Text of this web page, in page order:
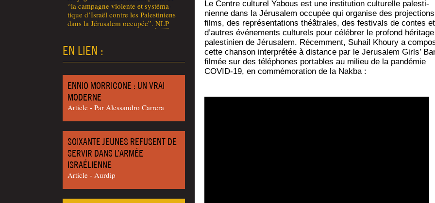
“la cam­pagne vio­lente et sys­té­ma­
tique d’Is­raël contre les Pales­ti­niens
dans la Jéru­sa­lem occu­pée”.NLP
EN LIEN :
ENNIO MORRICONE : UN VRAI
MODERNE
Article - Par Ales­san­dro Carrera
SOIXANTE JEUNES REFUSENT DE
SERVIR DANS L’ARMÉE
ISRAÉLIENNE
Article - Aur­dip
Le Centre cultu­rel Yabous est une ins­ti­tu­tion cultu­relle pales­ti­
nienne dans la Jéru­sa­lem occu­pée qui orga­nise des
films, des repré­sen­ta­tions théâ­trales, des fes­ti­vals de contes et
d’autres évé­ne­ments cultu­rels pour célé­brer le pro­fond héri­tage
pales­ti­nien de Jéru­sa­lem. Récem­ment, Suhail Khou­ry a
cette chan­son inter­pré­tée à dis­tance par le Jeru­sa­lem Girls’
fil­mée sur des télé­phones por­tables au milieu de la pan­dé­mie
COVID-19, en com­mé­mo­ra­tion de la Nakba :